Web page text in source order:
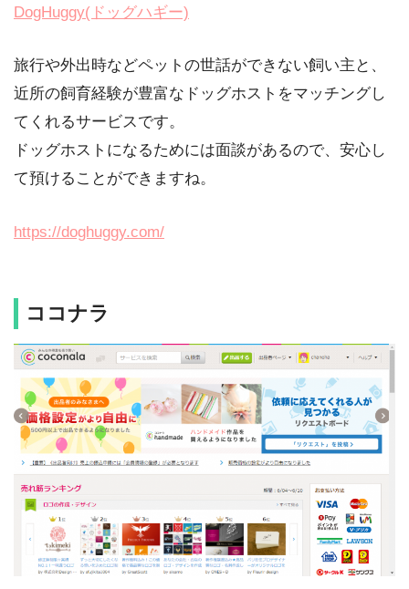
DogHuggy(ドッグハギー)
旅行や外出時などペットの世話ができない飼い主と、
近所の飼育経験が豊富なドッグホストをマッチングし
てくれるサービスです。
ドッグホストになるためには面談があるので、安心し
て預けることができますね。
https://doghuggy.com/
ココナラ